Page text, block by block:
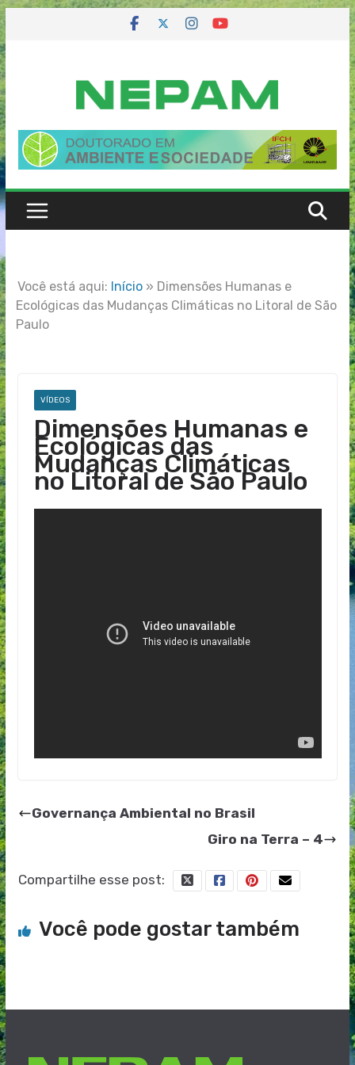
Skip
to
content
Você está aqui: Início» Dimensões Humanas e
Ecológicas das Mudanças Climáticas no Litoral de São
Paulo
VÍDEOS
Dimensões Humanas e
Ecológicas das
Mudanças Climáticas
no Litoral de São Paulo
Governança Ambiental no Brasil
Giro na Terra – 4
Compartilhe esse post:
Você pode gostar também